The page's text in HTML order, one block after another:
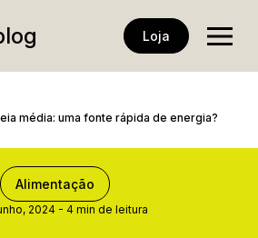
Loja
média: uma fonte rápida de energia?
Alimentação
2024- 4 min de leitura